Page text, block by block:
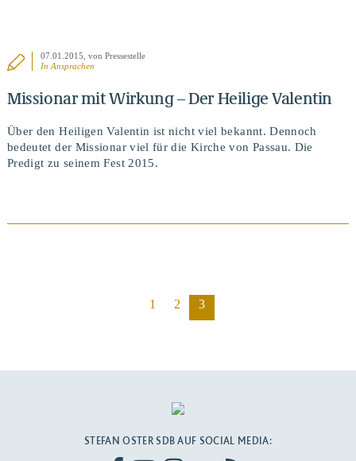
07.01.2015 , von Pressestelle
InAnsprachen
Missionar mit Wirkung – Der Heilige Valentin
Über den Heiligen Valentin ist nicht viel bekannt. Dennoch
bedeutet der Missionar viel für die Kirche von Passau. Die
Predigt zu seinem Fest 2015.
1 2 3
STEFAN OSTER SDB AUF SOCIAL MEDIA: